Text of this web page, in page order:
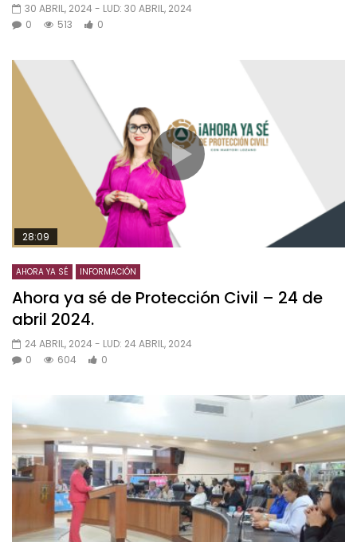
30 ABRIL, 2024 - LUD: 30 ABRIL, 2024
0
513 0
28:09
AHORA YA SÉ INFORMACIÓN
Ahora ya sé de Protección Civil – 24 de
abril 2024.
24 ABRIL, 2024 - LUD: 24 ABRIL, 2024
0
604 0